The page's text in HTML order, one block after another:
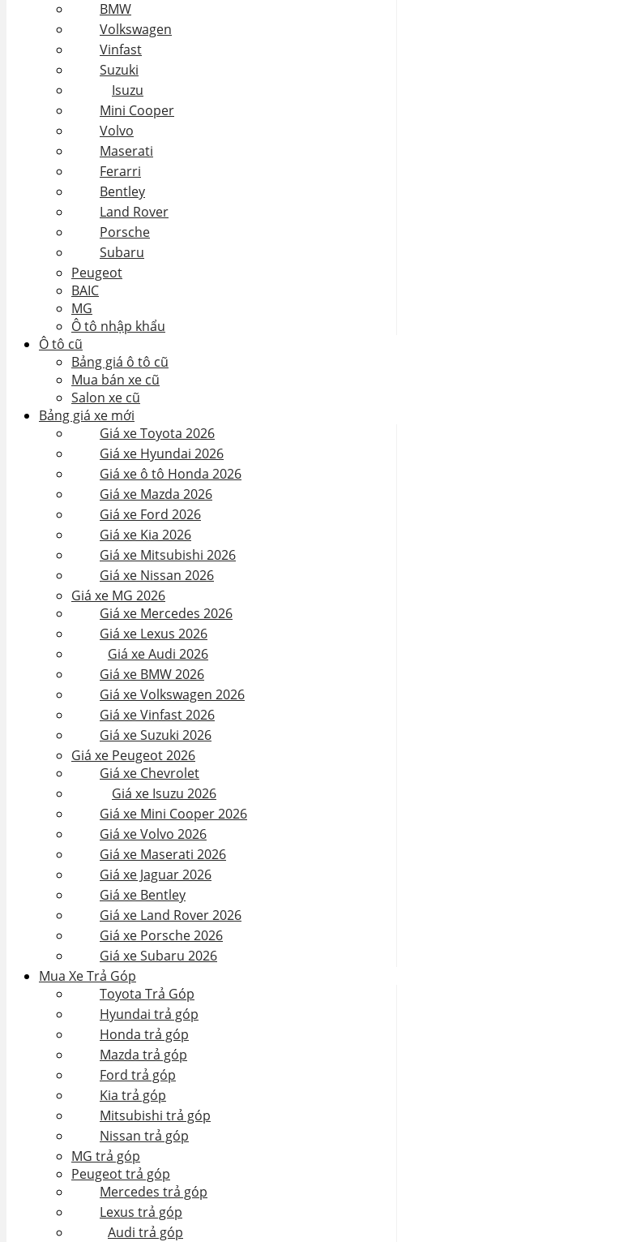
BMW
Volkswagen
Vinfast
Suzuki
Isuzu
Mini Cooper
Volvo
Maserati
Ferarri
Bentley
Land Rover
Porsche
Subaru
Peugeot
BAIC
MG
Ô tô nhập khẩu
Ô tô cũ
Bảng giá ô tô cũ
Mua bán xe cũ
Salon xe cũ
Bảng giá xe mới
Giá xe Toyota 2026
Giá xe Hyundai 2026
Giá xe ô tô Honda 2026
Giá xe Mazda 2026
Giá xe Ford 2026
Giá xe Kia 2026
Giá xe Mitsubishi 2026
Giá xe Nissan 2026
Giá xe MG 2026
Giá xe Mercedes 2026
Giá xe Lexus 2026
Giá xe Audi 2026
Giá xe BMW 2026
Giá xe Volkswagen 2026
Giá xe Vinfast 2026
Giá xe Suzuki 2026
Giá xe Peugeot 2026
Giá xe Chevrolet
Giá xe Isuzu 2026
Giá xe Mini Cooper 2026
Giá xe Volvo 2026
Giá xe Maserati 2026
Giá xe Jaguar 2026
Giá xe Bentley
Giá xe Land Rover 2026
Giá xe Porsche 2026
Giá xe Subaru 2026
Mua Xe Trả Góp
Toyota Trả Góp
Hyundai trả góp
Honda trả góp
Mazda trả góp
Ford trả góp
Kia trả góp
Mitsubishi trả góp
Nissan trả góp
MG trả góp
Peugeot trả góp
Mercedes trả góp
Lexus trả góp
Audi trả góp